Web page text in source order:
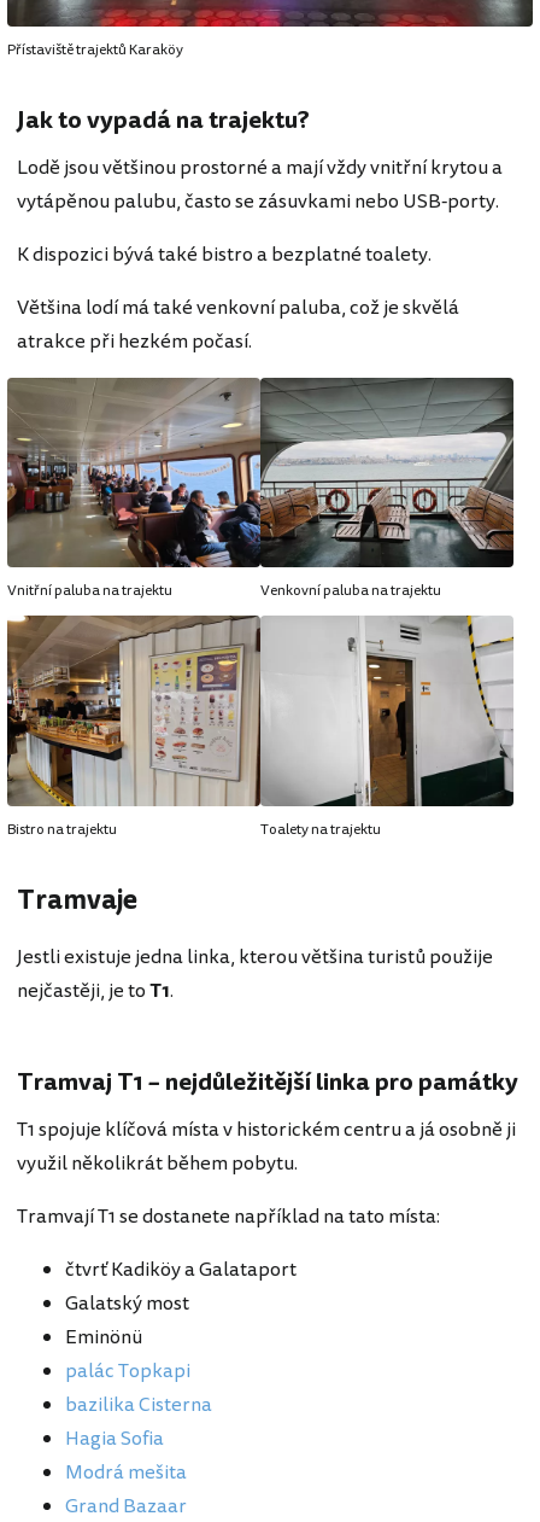
Přístaviště trajektů Karaköy
Jak to vypadá na trajektu?
Lodě jsou většinou prostorné a mají vždy vnitřní krytou a
vytápěnou palubu, často se zásuvkami nebo USB-porty.
K dispozici bývá také bistro a bezplatné toalety.
Většina lodí má také venkovní paluba, což je skvělá
atrakce při hezkém počasí.
Vnitřní paluba na trajektu Venkovní paluba na trajektu
Bistro na trajektu Toalety na trajektu
Tramvaje
Jestli existuje jedna linka, kterou většina turistů použije
nejčastěji, je toT1.
Tramvaj T1 – nejdůležitější linka pro památky
T1 spojuje klíčová místa v historickém centru a já osobně ji
využil několikrát během pobytu.
Tramvají T1 se dostanete například na tato místa:
čtvrť Kadiköy a Galataport
Galatský most
Eminönü
palác Topkapi
bazilika Cisterna
Hagia Sofia
Modrá mešita
Grand Bazaar